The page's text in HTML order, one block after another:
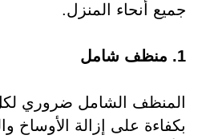
جميع أنحاء المنزل.
1. منظف شامل
المنظف الشامل ضروري
بكفاءة على إزالة الأوساخ